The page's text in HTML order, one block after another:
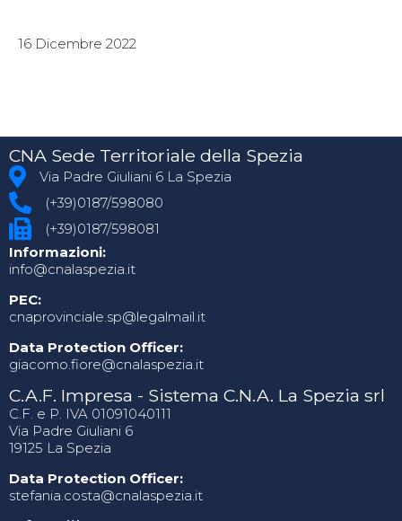
16 Dicembre 2022
CNA Sede Territoriale della Spezia
Via Padre Giuliani 6 La Spezia
(+39)0187/598080
(+39)0187/598081
Informazioni:
info@cnalaspezia.it
PEC:
cnaprovinciale.sp@legalmail.it
Data Protection Officer:
giacomo.fiore@cnalaspezia.it
C.A.F. Impresa - Sistema C.N.A. La Spezia srl
C.F. e P. IVA 01091040111
Via Padre Giuliani 6
19125 La Spezia
Data Protection Officer:
stefania.costa@cnalaspezia.it